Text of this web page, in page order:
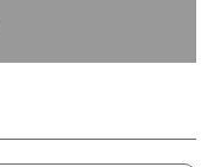
購入の流れ
問